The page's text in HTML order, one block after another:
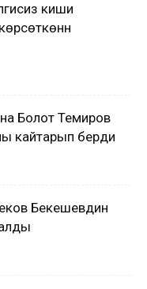
киши
Болот Темиров
кайтарып берди
Бекешевдин